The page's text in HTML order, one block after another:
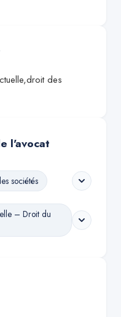
des
l'avocat
sociétés
– Droit du